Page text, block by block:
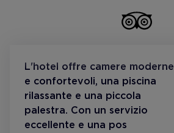
contratação de pessoal
L'hotel offre camere moderne
e confortevoli, una piscina
rilassante e una piccola
palestra. Con un servizio
eccellente e una pos